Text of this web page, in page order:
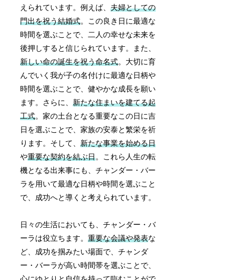
えられています。例えば、夫婦としての
門出を祝う結婚式。この良き日に最適な
時間を選ぶことで、二人の幸せな未来を
後押しすると信じられています。また、
新しい命の誕生を祝う命名式。大切に育
んでいく我が子の名付けに最適な日柄や
時間を選ぶことで、健やかな成長を願い
ます。さらに、新たな住まいを建てる起
工式。家の土台となる重要なこの日に吉
日を選ぶことで、家族の安泰と繁栄を祈
ります。そして、新たな事業を始める日
や重要な契約を結ぶ日。これら人生の転
機となる出来事にも、チャンダー・バー
ラを用いて最適な日柄や時間を選ぶこと
で、成功へと導くと考えられています。
日々の生活においても、チャンダー・バ
ーラは役立ちます。重要な会議や発表な
ど、成功を掴みたい場面で、チャンダ
ー・バーラが高い時間帯を選ぶことで、